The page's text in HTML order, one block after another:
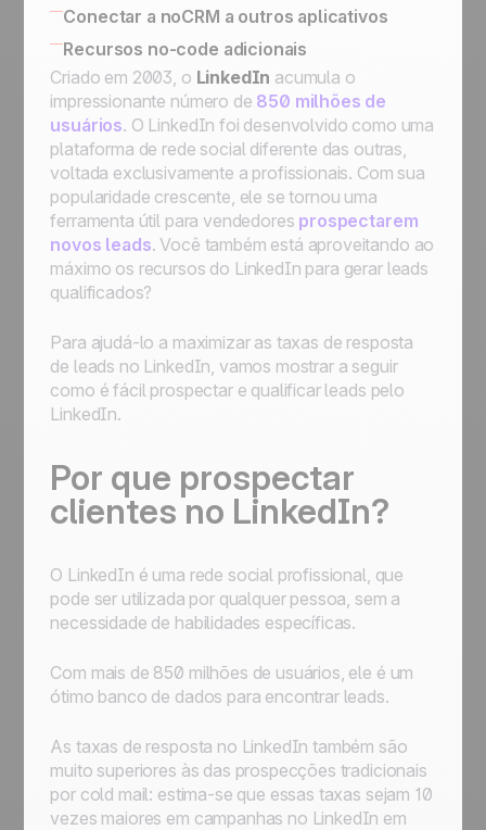
Usar o Butler para automações no noCRM
Conectar o noCRM ao Zapier e Make
Como construir uma máquina de automação
de e-mail completa usando o Zapier
Designar um lead, enviar um e-mail, passar
para a próxima etapa e, em seguida, passar
para StandBy para seguimento
Designar a um representante de vendas um
lead novo que satisfaça uma condição
Designar um novo lead a um representante
de vendas de sua escolha
Primeiros passos de automação:
automatizar processos para simplificar o seu
Conectar a noCRM a outros aplicativos
Connect Information System
Conectar a noCRM a outros aplicativos
Recursos no-code adicionais
Criado em 2003, o LinkedIn acumula o
impressionante número de 850 milhões de
usuários. O LinkedIn foi desenvolvido como uma
plataforma de rede social diferente das outras,
voltada exclusivamente a profissionais. Com sua
popularidade crescente, ele se tornou uma
ferramenta útil para vendedores prospectarem
novos leads. Você também está aproveitando ao
máximo os recursos do LinkedIn para gerar leads
qualificados?
Para ajudá-lo a maximizar as taxas de resposta
de leads no LinkedIn, vamos mostrar a seguir
como é fácil prospectar e qualificar leads pelo
LinkedIn.
Por que prospectar
clientes no LinkedIn?
O LinkedIn é uma rede social profissional, que
pode ser utilizada por qualquer pessoa, sem a
necessidade de habilidades específicas.
Com mais de 850 milhões de usuários, ele é um
ótimo banco de dados para encontrar leads.
As taxas de resposta no LinkedIn também são
muito superiores às das prospecções tradicionais
por cold mail: estima-se que essas taxas sejam 10
vezes maiores em campanhas no LinkedIn em